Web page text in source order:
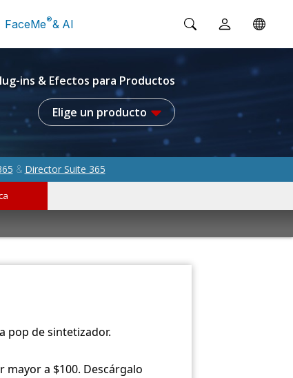
FaceMe®& AI
ins & Efectos para Productos
Elige un producto
& Director Suite 365
pop de sintetizador.
a $100. Descárgalo